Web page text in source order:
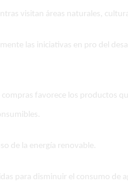
visitan áreas naturales,
las iniciativas en pro del
compras favorece los productos
de la energía renovable.
para disminuir el consumo de